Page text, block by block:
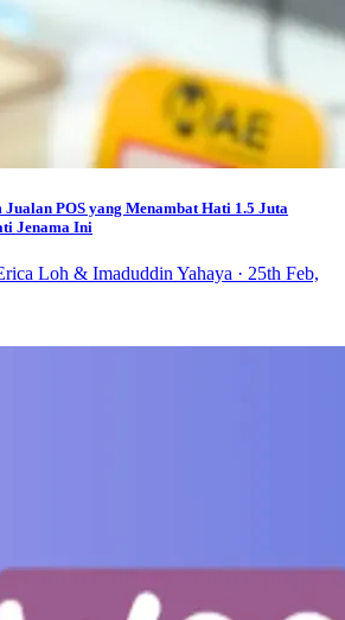
Jualan POS yang Menambat Hati 1.5 Juta
Jenama Ini
Loh & Imaduddin Yahaya · 25th Feb,